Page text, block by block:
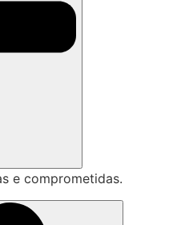
e comprometidas.